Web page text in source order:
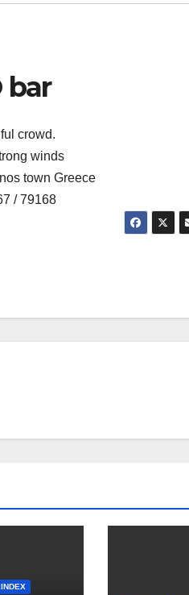
bar
crowd.
winds
town Greece
/ 79168